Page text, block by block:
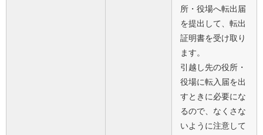
所・役場へ転出届
を提出して、転出
証明書を受け取り
ます。
引越し先の役所・
役場に転入届を出
すときに必要にな
るので、なくさな
いように注意して